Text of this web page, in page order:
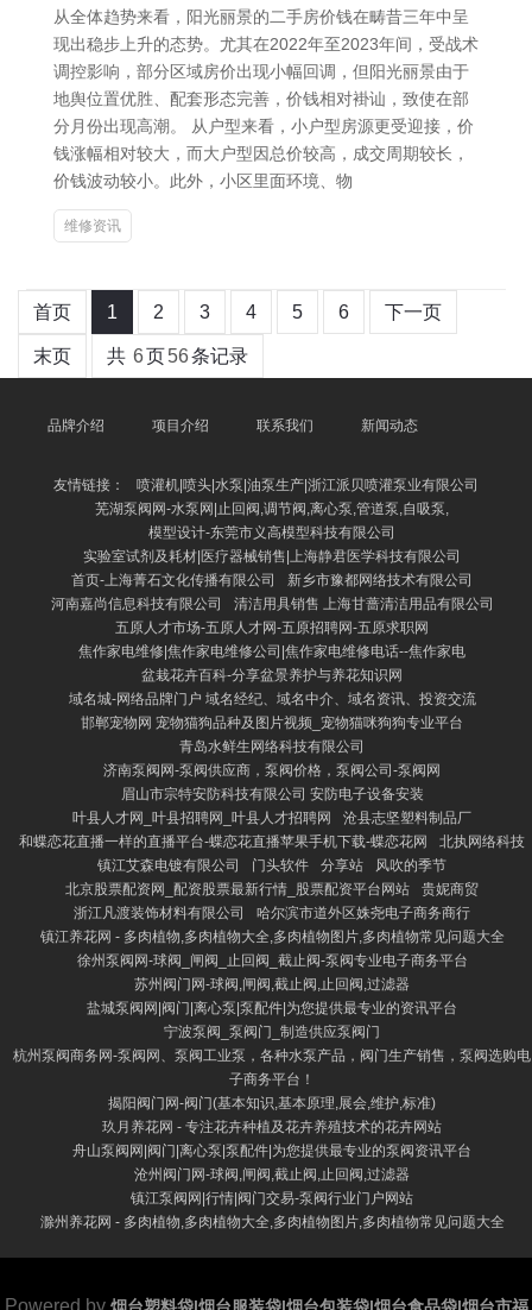
从全体趋势来看，阳光丽景的二手房价钱在畴昔三年中呈
现出稳步上升的态势。尤其在2022年至2023年间，受战术
调控影响，部分区域房价出现小幅回调，但阳光丽景由于
地舆位置优胜、配套形态完善，价钱相对褂讪，致使在部
分月份出现高潮。 从户型来看，小户型房源更受迎接，价
钱涨幅相对较大，而大户型因总价较高，成交周期较长，
价钱波动较小。此外，小区里面环境、物
维修资讯
首页 1 2 3 4 5 6 下一页
末页 共 6页56条记录
品牌介绍 项目介绍 联系我们 新闻动态
友情链接：
喷灌机|喷头|水泵|油泵生产|浙江派贝喷灌泵业有限公司
芜湖泵阀网-水泵网|止回阀,调节阀,离心泵,管道泵,自吸泵,
模型设计-东莞市义高模型科技有限公司
实验室试剂及耗材|医疗器械销售|上海静君医学科技有限公司
首页-上海菁石文化传播有限公司
新乡市豫都网络技术有限公司
河南嘉尚信息科技有限公司
清洁用具销售 上海甘蔷清洁用品有限公司
五原人才市场-五原人才网-五原招聘网-五原求职网
焦作家电维修|焦作家电维修公司|焦作家电维修电话--焦作家电
盆栽花卉百科-分享盆景养护与养花知识网
域名城-网络品牌门户 域名经纪、域名中介、域名资讯、投资交流
邯郸宠物网 宠物猫狗品种及图片视频_宠物猫咪狗狗专业平台
青岛水鲜生网络科技有限公司
济南泵阀网-泵阀供应商，泵阀价格，泵阀公司-泵阀网
眉山市宗特安防科技有限公司 安防电子设备安装
叶县人才网_叶县招聘网_叶县人才招聘网
沧县志坚塑料制品厂
和蝶恋花直播一样的直播平台-蝶恋花直播苹果手机下载-蝶恋花网
北执网络科技
镇江艾森电镀有限公司
门头软件 分享站
风吹的季节
北京股票配资网_配资股票最新行情_股票配资平台网站
贵妮商贸
浙江凡渡装饰材料有限公司
哈尔滨市道外区姝尧电子商务商行
镇江养花网 - 多肉植物,多肉植物大全,多肉植物图片,多肉植物常见问题大全
徐州泵阀网-球阀_闸阀_止回阀_截止阀-泵阀专业电子商务平台
苏州阀门网-球阀,闸阀,截止阀,止回阀,过滤器
盐城泵阀网|阀门|离心泵|泵配件|为您提供最专业的资讯平台
宁波泵阀_泵阀门_制造供应泵阀门
杭州泵阀商务网-泵阀网、泵阀工业泵，各种水泵产品，阀门生产销售，泵阀选购电
子商务平台！
揭阳阀门网-阀门(基本知识,基本原理,展会,维护,标准)
玖月养花网 - 专注花卉种植及花卉养殖技术的花卉网站
舟山泵阀网|阀门|离心泵|泵配件|为您提供最专业的泵阀资讯平台
沧州阀门网-球阀,闸阀,截止阀,止回阀,过滤器
镇江泵阀网|行情|阀门交易-泵阀行业门户网站
滁州养花网 - 多肉植物,多肉植物大全,多肉植物图片,多肉植物常见问题大全
Powered by